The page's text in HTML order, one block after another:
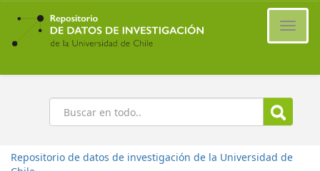
Ir
contenido
principal
Buscar
Repositorio de datos de investigación de la Universidad de